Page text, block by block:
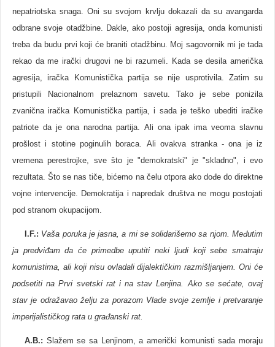
nepatriotska snaga. Oni su svojom krvlju dokazali da su avangarda
odbrane svoje otadžbine. Dakle, ako postoji agresija, onda komunisti
treba da budu prvi koji će braniti otadžbinu. Moj sagovornik mi je tada
rekao da me irački drugovi ne bi razumeli. Kada se desila američka
agresija, iračka Komunistička partija se nije usprotivila. Zatim su
pristupili Nacionalnom prelaznom savetu. Tako je sebe ponizila
zvanična iračka Komunistička partija, i sada je teško ubediti iračke
patriote da je ona narodna partija. Ali ona ipak ima veoma slavnu
prošlost i stotine poginulih boraca. Ali ovakva stranka - ona je iz
vremena perestrojke, sve što je "demokratski" je "skladno", i evo
rezultata. Što se nas tiče, bićemo na čelu otpora ako dođe do direktne
vojne intervencije. Demokratija i napredak društva ne mogu postojati
pod stranom okupacijom.
I.F.: Vaša poruka je jasna, a mi se solidarišemo sa njom. Međutim
ja predviđam da će primedbe uputiti neki ljudi koji sebe smatraju
komunistima, ali koji nisu ovladali dijalektičkim razmišljanjem. Oni će
podsetiti na Prvi svetski rat i na stav Lenjina. Ako se sećate, ovaj
stav je odražavao želju za porazom Vlade svoje zemlje i pretvaranje
imperijalističkog rata u građanski rat.
A.B.: Slažem se sa Lenjinom, a američki komunisti sada moraju